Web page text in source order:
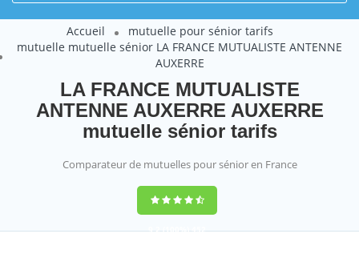
Accueil
mutuelle pour sénior tarifs
mutuelle mutuelle sénior LA FRANCE MUTUALISTE ANTENNE
AUXERRE
LA FRANCE MUTUALISTE
ANTENNE AUXERRE AUXERRE
mutuelle sénior tarifs
Comparateur de mutuelles pour sénior en France
9,2(100%)452